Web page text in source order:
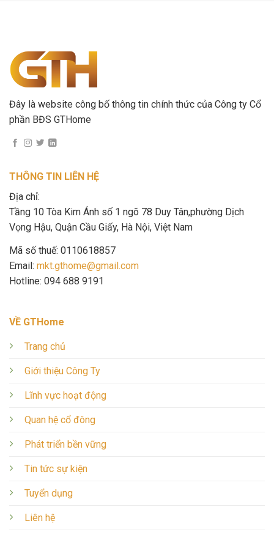
Đây là website công bố thông tin chính thức của Công ty Cổ
phần BĐS GTHome
THÔNG TIN LIÊN HỆ
Địa chỉ:
Tầng 10 Tòa Kim Ánh số 1 ngõ 78 Duy Tân,phường Dịch
Vọng Hậu, Quận Cầu Giấy, Hà Nội, Việt Nam
Mã số thuế: 0110618857
Email: mkt.gthome@gmail.com
Hotline: 094 688 9191
VỀ GTHome
Trang chủ
Giới thiệu Công Ty
Lĩnh vực hoạt động
Quan hệ cổ đông
Phát triển bền vững
Tin tức sự kiện
Tuyển dụng
Liên hệ